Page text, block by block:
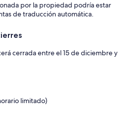
por la propiedad podría estar
de traducción automática.
cerrada entre el 15 de diciembre y
limitado)